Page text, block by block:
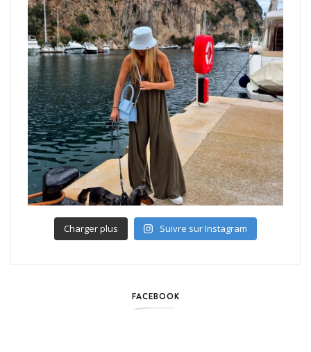
Charger plus Suivre sur Instagram
FACEBOOK